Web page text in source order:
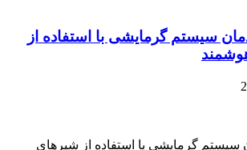
سیستم گرمایشی با استفاده از
سیستم گرمایشی با استفاده از شیرهای